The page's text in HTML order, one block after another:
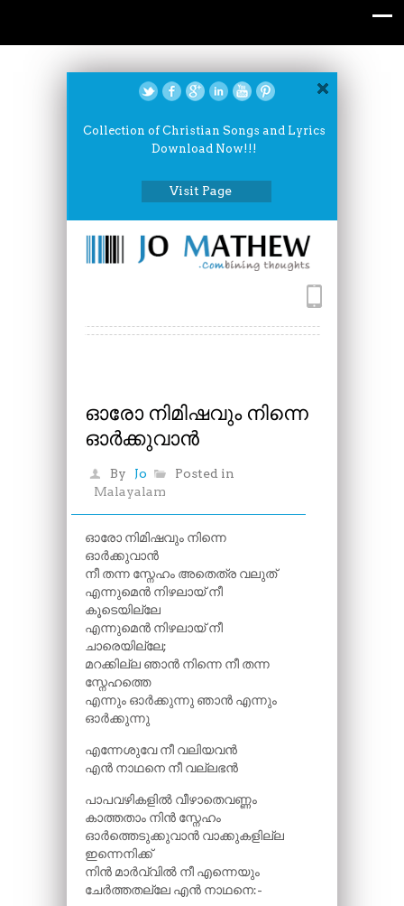
Collection of Christian Songs and Lyrics
Download Now!!!
Visit Page
ഓരോ നിമിഷവും നിന്നെ
ഓർക്കുവാൻ
By Jo
Posted in
Malayalam
ഓരോ നിമിഷവും നിന്നെ
ഓർക്കുവാൻ
നീ തന്ന സ്നേഹം അതെത്ര വലുത്
എന്നുമെൻ നിഴലായ് നീ
കൂടെയില്ലേ
എന്നുമെൻ നിഴലായ് നീ
ചാരെയില്ലേ;
മറക്കില്ല ഞാൻ നിന്നെ നീ തന്ന
സ്നേഹത്തെ
എന്നും ഓർക്കുന്നു ഞാൻ എന്നും
ഓർക്കുന്നു
എന്നേശുവേ നീ വലിയവൻ
എൻ നാഥനെ നീ വല്ലഭൻ
പാപവഴികളിൽ വീഴാതെവണ്ണം
കാത്തതാം നിൻ സ്നേഹം
ഓർത്തെടുക്കുവാൻ വാക്കുകളില്ല
ഇന്നെനിക്ക്
നിൻ മാർവ്വിൽ നീ എന്നെയും
ചേർത്തതല്ലേ എൻ നാഥനെ:-